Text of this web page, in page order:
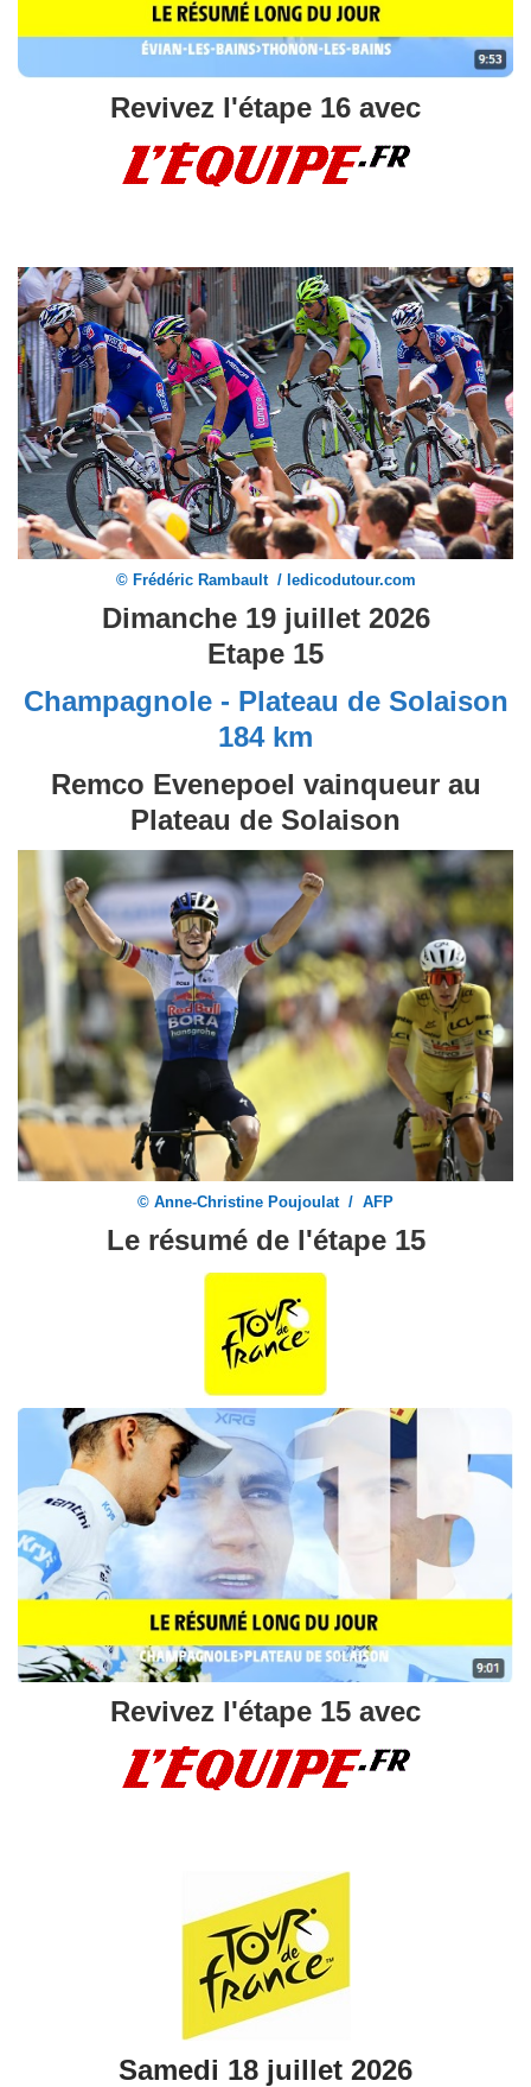
Revivez l'étape 16 avec
© Frédéric Rambault / ledicodutour.com
Dimanche 19 juillet 2026
Etape 15
Champagnole - Plateau de Solaison
184 km
Remco Evenepoel vainqueur au
Plateau de Solaison
© Anne-Christine Poujoulat / AFP
Le résumé de l'étape 15
Revivez l'étape 15 avec
Samedi 18 juillet 2026